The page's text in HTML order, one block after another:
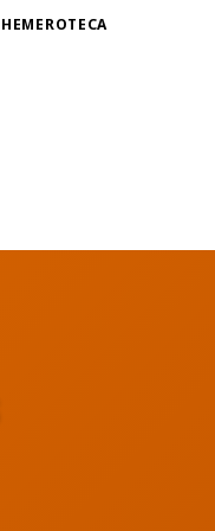
HEMEROTECA